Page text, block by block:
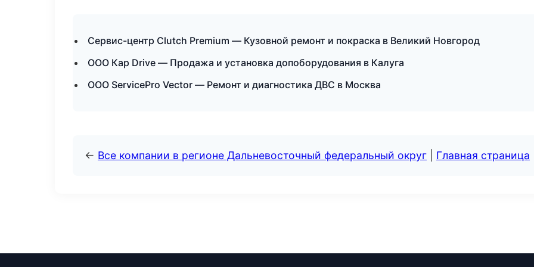
Сервис-центр Clutch Premium — Кузовной ремонт и покраска в Великий Новгород
ООО Кар Drive — Продажа и установка допоборудования в Калуга
ООО ServicePro Vector — Ремонт и диагностика ДВС в Москва
← Все компании в регионе Дальневосточный федеральный округ Главная страница